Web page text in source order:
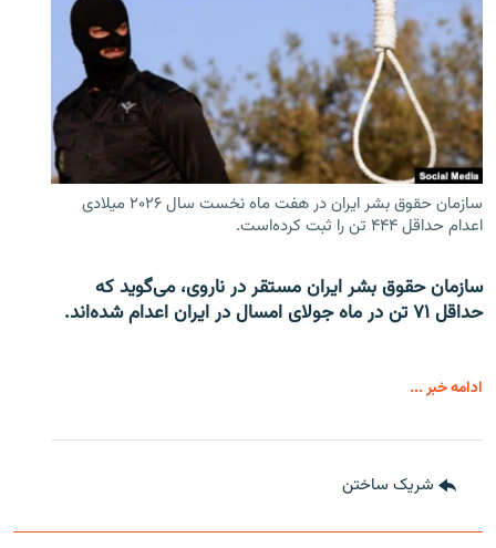
سازمان حقوق بشر ایران در هفت ماه نخست سال ۲۰۲۶ میلادی
اعدام حداقل ۴۴۴ تن را ثبت کرده‌است.
سازمان حقوق بشر ایران مستقر در ناروی، می‌گوید که
حداقل ۷۱ تن در ماه جولای امسال در ایران اعدام شده‌اند.
ادامه خبر ...
شریک ساختن